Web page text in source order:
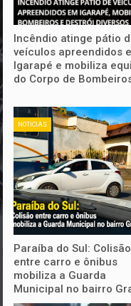
Incêndio atinge pátio
veículos apreendidos
Igarapé e mobiliza
do Corpo de
NOTICIAS
Paraíba do Sul: Colisão
entre carro e ônibus
mobiliza a Guarda
Municipal no bairro